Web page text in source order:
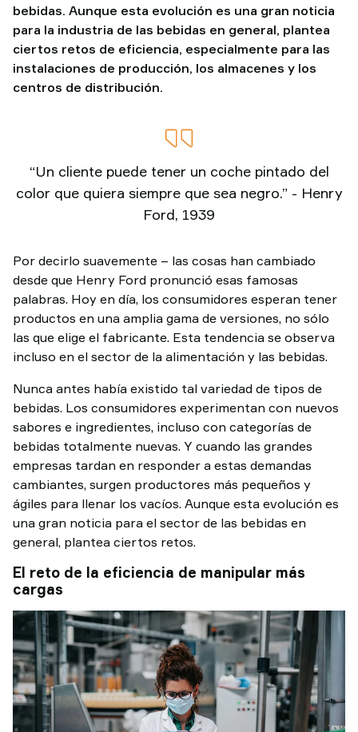
bebidas. Aunque esta evolución es una gran noticia
para la industria de las bebidas en general, plantea
ciertos retos de eficiencia, especialmente para las
instalaciones de producción, los almacenes y los
centros de distribución.
“Un cliente puede tener un coche pintado del
color que quiera siempre que sea negro.” - Henry
Ford, 1939
Por decirlo suavemente – las cosas han cambiado
desde que Henry Ford pronunció esas famosas
palabras. Hoy en día, los consumidores esperan tener
productos en una amplia gama de versiones, no sólo
las que elige el fabricante. Esta tendencia se observa
incluso en el sector de la alimentación y las bebidas.
Nunca antes había existido tal variedad de tipos de
bebidas. Los consumidores experimentan con nuevos
sabores e ingredientes, incluso con categorías de
bebidas totalmente nuevas. Y cuando las grandes
empresas tardan en responder a estas demandas
cambiantes, surgen productores más pequeños y
ágiles para llenar los vacíos. Aunque esta evolución es
una gran noticia para el sector de las bebidas en
general, plantea ciertos retos.
El reto de la eficiencia de manipular más
cargas